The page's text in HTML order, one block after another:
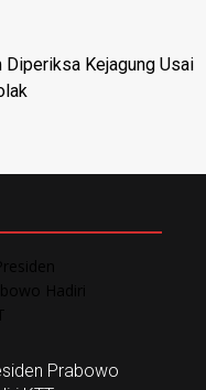
Diperiksa Kejagung Usai
Prabowo